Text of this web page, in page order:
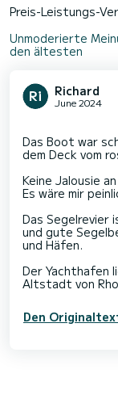
Preis-Leistungs-
Unmoderierte
den ältesten
Richard
June 2024
Das Boot war
dem Deck vom
Keine Jalousie
Es wäre mir
Das Segelrevier
und gute
und Häfen.
Der Yachthafen
Den